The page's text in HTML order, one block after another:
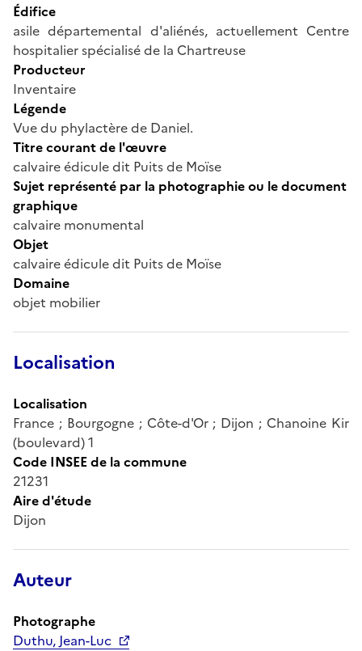
Édifice
asile départemental d'aliénés, actuellement Centre
hospitalier spécialisé de la Chartreuse
Producteur
Inventaire
Légende
Vue du phylactère de Daniel.
Titre courant de l'œuvre
calvaire édicule dit Puits de Moïse
Sujet représenté par la photographie ou le document
graphique
calvaire monumental
Objet
calvaire édicule dit Puits de Moïse
Domaine
objet mobilier
Localisation
Localisation
France ; Bourgogne ; Côte-d'Or ; Dijon ; Chanoine Kir
(boulevard) 1
Code INSEE de la commune
21231
Aire d'étude
Dijon
Auteur
Photographe
Duthu, Jean-Luc